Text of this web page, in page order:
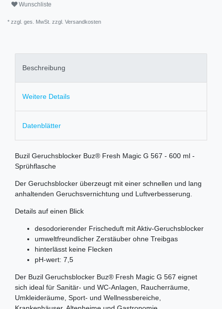
Wunschliste
* zzgl. ges. MwSt. zzgl. Versandkosten
Beschreibung
Weitere Details
Datenblätter
Buzil Geruchsblocker Buz® Fresh Magic G 567 - 600 ml -
Sprühflasche
Der Geruchsblocker überzeugt mit einer schnellen und lang
anhaltenden Geruchsvernichtung und Luftverbesserung.
Details auf einen Blick
desodorierender Frischeduft mit Aktiv-Geruchsblocker
umweltfreundlicher Zerstäuber ohne Treibgas
hinterlässt keine Flecken
pH-wert: 7,5
Der Buzil Geruchsblocker Buz® Fresh Magic G 567 eignet
sich ideal für Sanitär- und WC-Anlagen, Raucherräume,
Umkleideräume, Sport- und Wellnessbereiche,